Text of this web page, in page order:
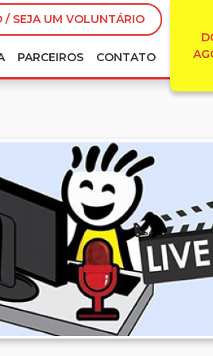
/ SEJA UM VOLUNTÁRIO
PARCEIROS CONTATO